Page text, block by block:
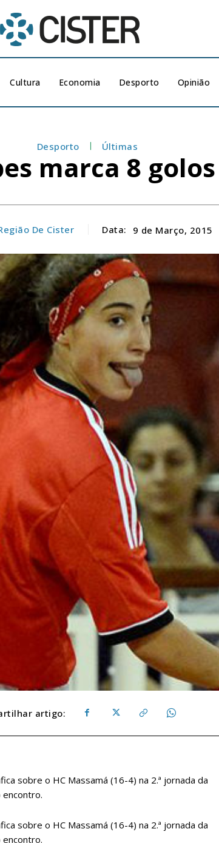
Cultura Economia Desporto Opinião
Desporto Últimas
marca 8
De Cister Data: 9 de Março, 2015
artigo:
sobre o HC Massamá (16-4) na 2.ª jornada da
encontro.
sobre o HC Massamá (16-4) na 2.ª jornada da
encontro.